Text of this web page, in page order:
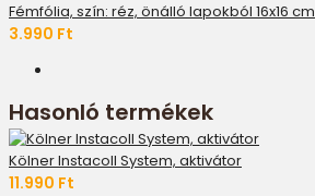
Fémfólia, szín: réz, önálló lapokból 16x16 cm
3.990 Ft
Hasonló termékek
Kölner Instacoll System, aktivátor
11.990 Ft